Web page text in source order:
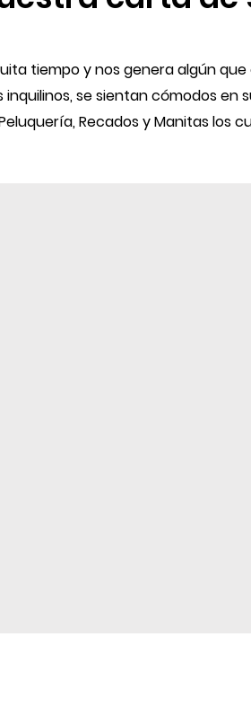
tiempo y nos genera algún
se sientan cómodos en
Recados y Manitas los